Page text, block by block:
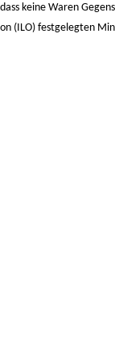
keine Waren
(ILO) festgelegten